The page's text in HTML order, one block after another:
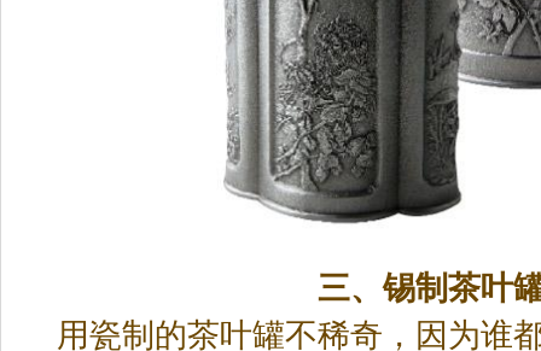
三、锡制茶叶
用瓷制的茶叶罐不稀奇，因为谁